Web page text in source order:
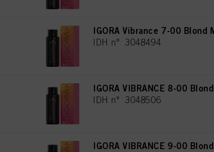
IGORA Vibrance 7-00 Blond
IDH n° 3048494
IGORA VIBRANCE 8-00
IDH n° 3048506
IGORA VIBRANCE 9-00